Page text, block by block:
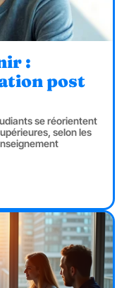
:
post
se réorientent
selon les